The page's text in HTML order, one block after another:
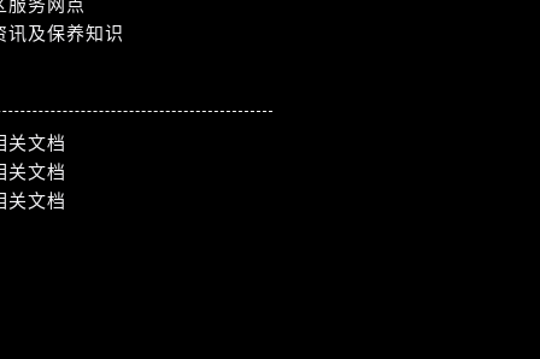
服务网点
讯及保养知识
关文档
关文档
关文档